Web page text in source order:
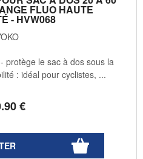
FLUO HAUTE
- HVW068
.90€
protège le sac à dos sous la
: idéal pour cyclistes, ...